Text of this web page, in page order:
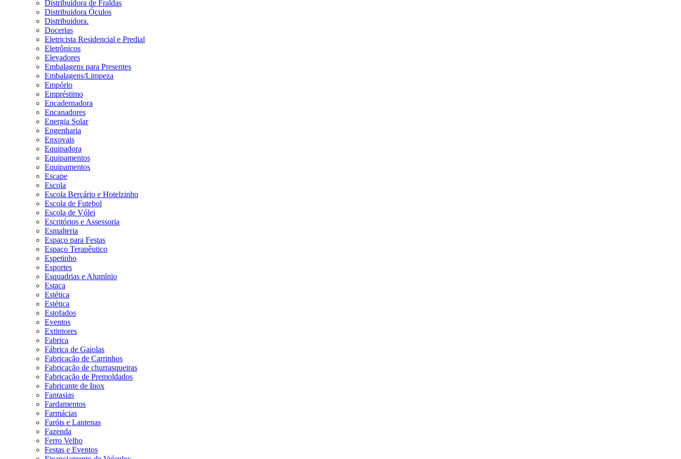
Distribuidora de Fraldas
Distribuidora Óculos
Distribuidora.
Docerias
Eletricista Residencial e Predial
Eletrônicos
Elevadores
Embalagens para Presentes
Embalagens/Limpeza
Empório
Empréstimo
Encadernadora
Encanadores
Energia Solar
Engenharia
Enxovais
Equipadora
Equipamentos
Equipamentos
Escape
Escola
Escola Berçário e Hotelzinho
Escola de Futebol
Escola de Vólei
Escritórios e Assessoria
Esmalteria
Espaço para Festas
Espaço Terapêutico
Espetinho
Esportes
Esquadrias e Alumínio
Estaca
Estética
Estética
Estofados
Eventos
Extintores
Fabrica
Fábrica de Gaiolas
Fabricação de Carrinhos
Fabricação de churrasqueiras
Fabricação de Premoldados
Fabricante de Inox
Fantasias
Fardamentos
Farmácias
Faróis e Lantenas
Fazenda
Ferro Velho
Festas e Eventos